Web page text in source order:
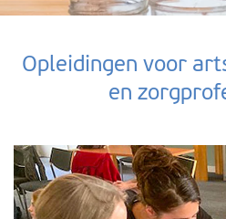
Opleidingen voor
en